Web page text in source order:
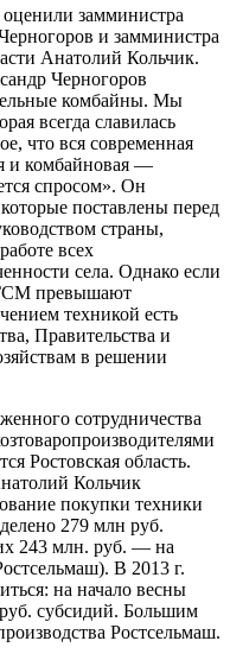
замминистра
и замминистра
Анатолий Кольчик.
Черногоров
комбайны. Мы
всегда славилась
что вся современная
и комбайновая —
спросом». Он
поставлены перед
страны,
всех
села. Однако если
превышают
техникой есть
Правительства и
в решении
сотрудничества
Ростовская область.
Кольчик
покупки техники
279 млн руб.
243 млн. руб. — на
В 2013 г.
на начало весны
субсидий. Большим
Ростсельмаш.